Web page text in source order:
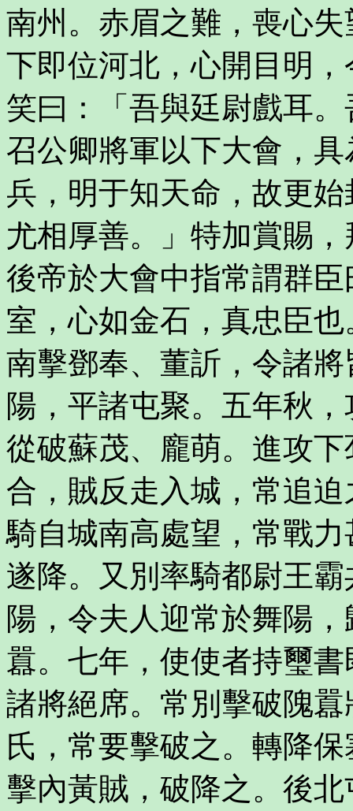
南州。赤眉之難，喪心
下即位河北，心開目明
笑曰：「吾與廷尉戲耳
召公卿將軍以下大會，
兵，明于知天命，故更
尤相厚善。」特加賞賜
後帝於大會中指常謂群
室，心如金石，真忠臣
南擊鄧奉、董訢，令諸
陽，平諸屯聚。五年秋
從破蘇茂、龐萌。進攻
合，賊反走入城，常追
騎自城南高處望，常戰
遂降。又別率騎都尉王
陽，令夫人迎常於舞陽
囂。七年，使使者持璽
諸將絕席。常別擊破隗
氏，常要擊破之。轉降
擊內黃賊，破降之。後